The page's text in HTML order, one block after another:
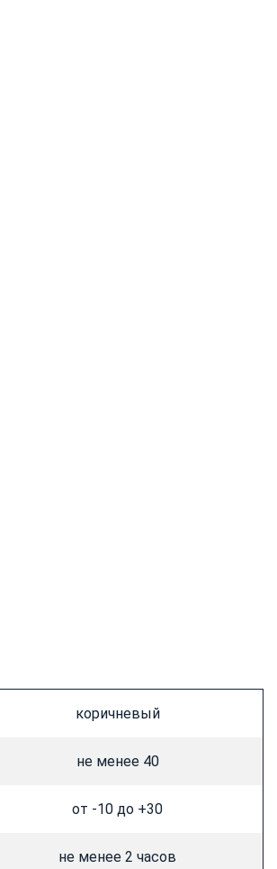
коричневый
не менее 40
от -10 до +30
не менее 2 часов